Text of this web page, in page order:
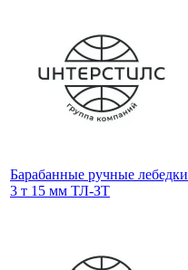
Барабанные ручные лебедки
3 т 15 мм ТЛ-ЗТ